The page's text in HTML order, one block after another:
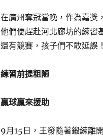
在廣州奪冠當晚，作為嘉獎
他們便趕赴河北廊坊的練習
還有競賽，孩子們不敢延誤
練習前提粗陋
贏球贏來援助
9月15日，王發隨著鍛練離